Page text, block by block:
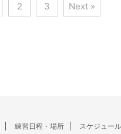
2 3 Next »
練習日程・場所 スケジュール